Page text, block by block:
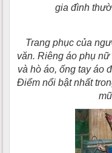
gia đình
Trang phục của
văn. Riêng áo phụ
và hò áo, ống tay áo
Ðiểm nổi bật nhất